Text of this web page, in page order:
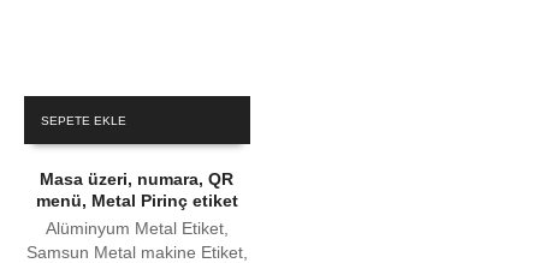
SEPETE EKLE
Masa üzeri, numara, QR
menü, Metal Pirinç etiket
Alüminyum Metal Etiket,
Samsun Metal makine Etiket,